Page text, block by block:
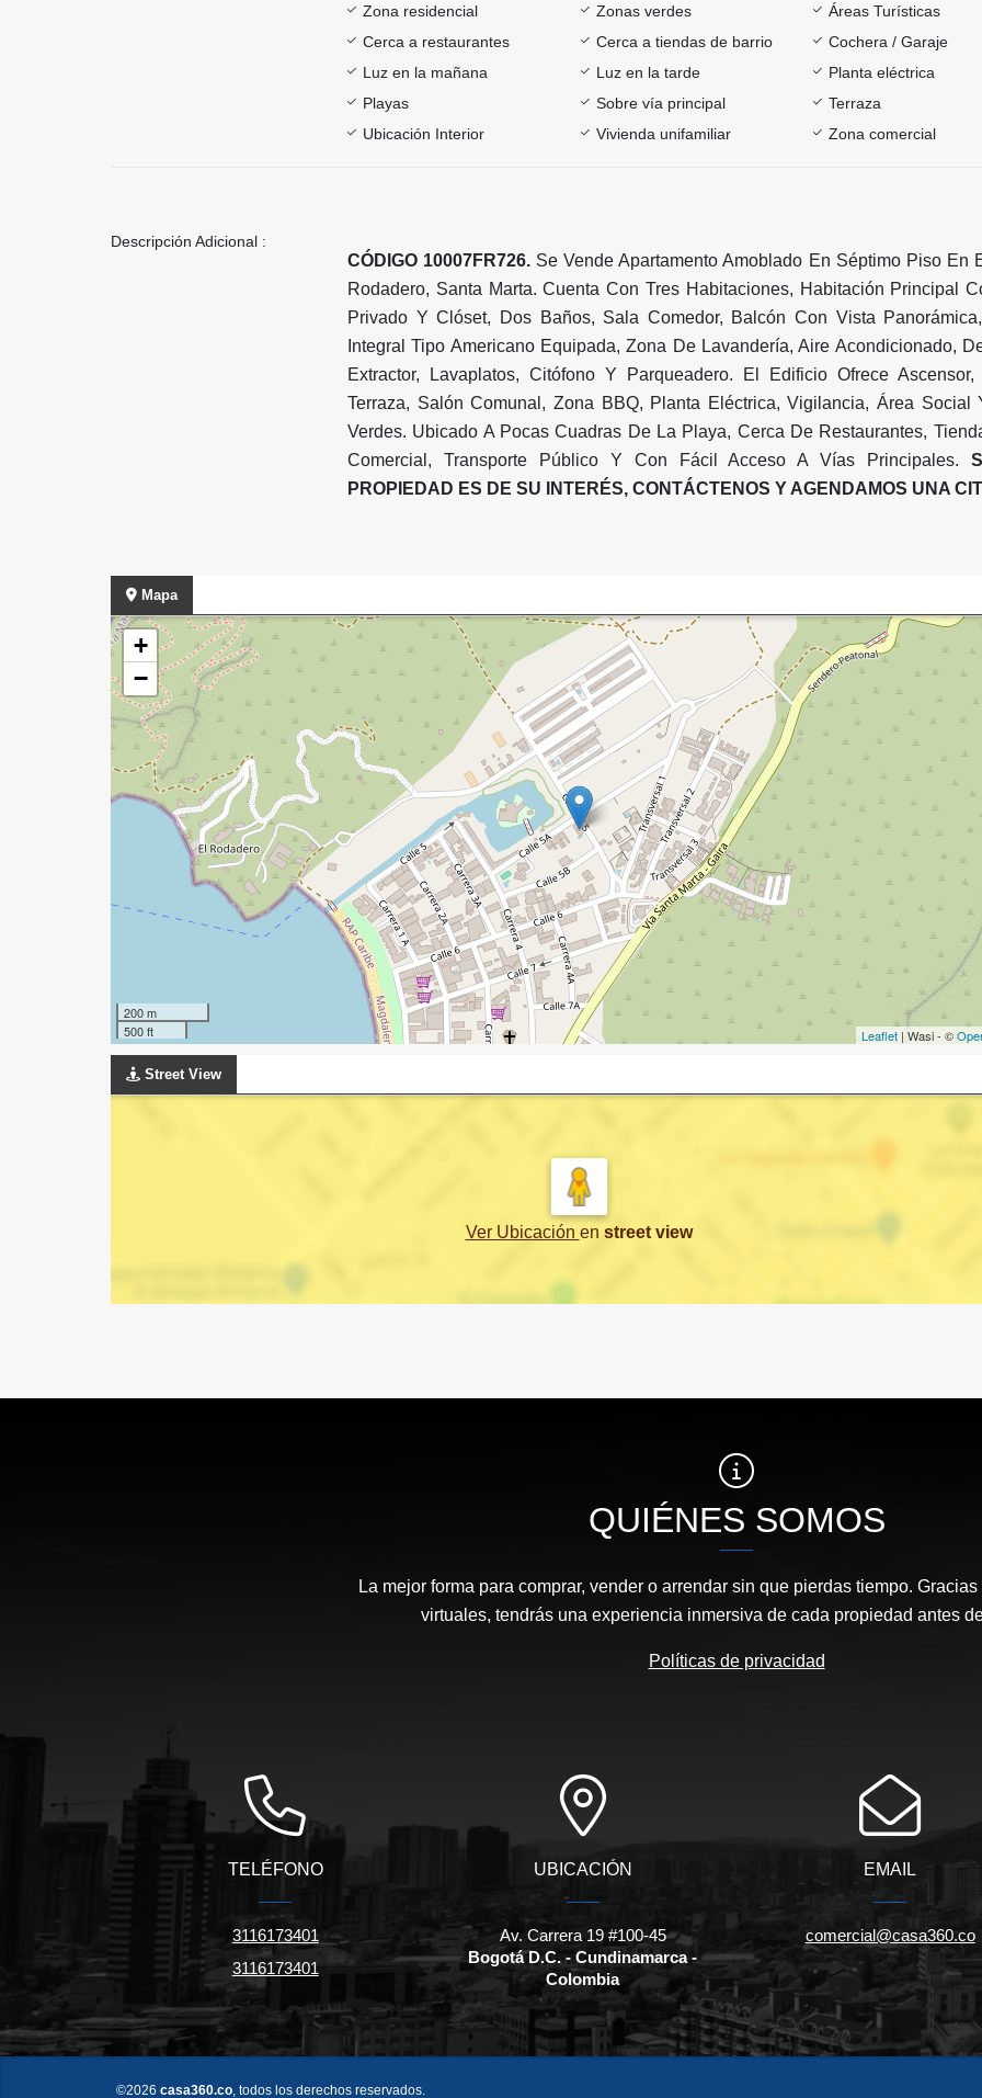
Zona residencial
Zonas verdes
Áreas Turísticas
Cerca a restaurantes
Cerca a tiendas de barrio
Cochera / Garaje
Luz en la mañana
Luz en la tarde
Planta eléctrica
Playas
Sobre vía principal
Terraza
Ubicación Interior
Vivienda unifamiliar Zona comercial
Descripción Adicional :
CÓDIGO 10007FR726. Se Vende Apartamento Amoblado En Séptimo Piso En
Rodadero, Santa Marta. Cuenta Con Tres Habitaciones, Habitación Principal
Privado Y Clóset, Dos Baños, Sala Comedor, Balcón Con Vista
Integral Tipo Americano Equipada, Zona De Lavandería, Aire Acondicionado,
Extractor, Lavaplatos, Citófono Y Parqueadero. El Edificio Ofrece Ascensor,
Terraza, Salón Comunal, Zona BBQ, Planta Eléctrica, Vigilancia, Área Social
Verdes. Ubicado A Pocas Cuadras De La Playa, Cerca De Restaurantes,
Comercial, Transporte Público Y Con Fácil Acceso A Vías Principales.
PROPIEDAD ES DE SU INTERÉS, CONTÁCTENOS Y AGENDAMOS UNA
Mapa
+
−
200 m
500 ft
Leaflet | Wasi - ©
Street View
Ver Ubicación en street view
QUIÉNES SOMOS
La mejor forma para comprar, vender o arrendar sin que pierdas tiempo.
virtuales, tendrás una experiencia inmersiva de cada propiedad antes
Políticas de privacidad
TELÉFONO
3116173401
3116173401
UBICACIÓN
Av. Carrera 19 #100-45
Bogotá D.C. - Cundinamarca -
Colombia
EMAIL
comercial@casa360.co
©2026 casa360.co , todos los derechos reservados.